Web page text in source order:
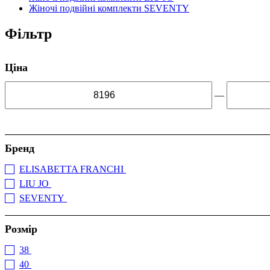
Жіночі подвійні комплекти SEVENTY
Фільтр
Ціна
—
Бренд
ELISABETTA FRANCHI
LIU JO
SEVENTY
Розмір
38
40